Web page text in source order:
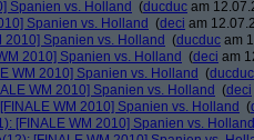
Spanien vs. Holland (ducduc am
Spanien vs. Holland (deci am
2010] Spanien vs. Holland (ducduc am
2010] Spanien vs. Holland (deci am
WM 2010] Spanien vs. Holland (ducduc
WM 2010] Spanien vs. Holland (deci
WM 2010] Spanien vs. Holland (
[FINALE WM 2010] Spanien vs. Holland